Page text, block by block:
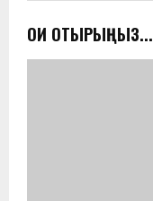
ОҚИ ОТЫРЫҢЫЗ...